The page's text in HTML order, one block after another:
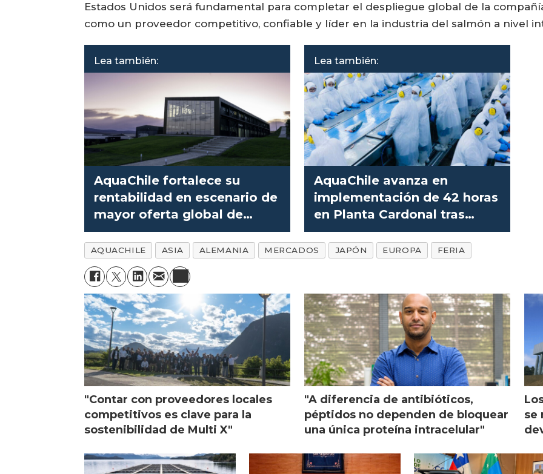
Estados Unidos será fundamental para completar el despliegue global de la
como un proveedor competitivo, confiable y líder en la industria del salmón a nivel
Lea también:
AquaChile fortalece su
rentabilidad en escenario de
mayor oferta global de
salmón
Lea también:
AquaChile avanza en
implementación de 42 horas
en Planta Cardonal tras
diálogo positivo con
sindicato
AQUACHILE ASIA ALEMANIA MERCADOS JAPÓN EUROPA FERIA
"Contar con proveedores locales
competitivos es clave para la
sostenibilidad de Multi X"
"A diferencia de antibióticos,
péptidos no dependen de bloquear
una única proteína intracelular"
se